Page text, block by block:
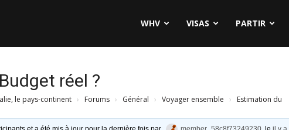
WHV VISAS PARTIR
réel ?
le pays-continent › Forums › Général › Voyager ensemble ›
Estimation du